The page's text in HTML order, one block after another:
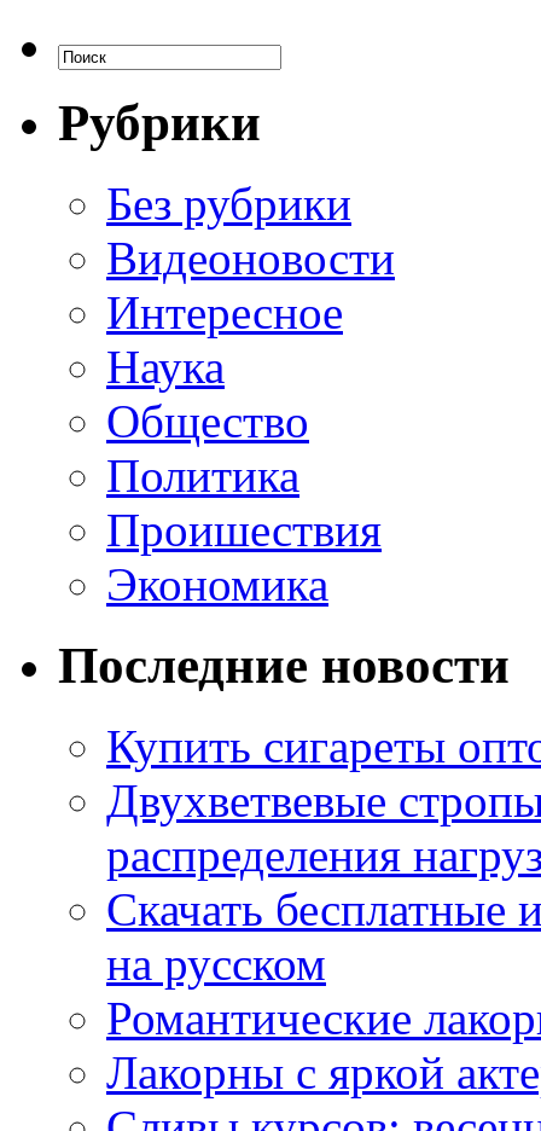
Рубрики
Без рубрики
Видеоновости
Интересное
Наука
Общество
Политика
Проишествия
Экономика
Последние новости
Купить сигареты
Двухветвевые
распределения
Скачать
на русском
Романтические
Лакорны с яркой